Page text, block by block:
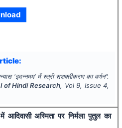
‘इदन्नमम’ में स्त्री सशक्तीकरण का वर्णन".
of Hindi Research, Vol 9, Issue4,
आदिवासी अस्मिता पर निर्मला पुतुल का